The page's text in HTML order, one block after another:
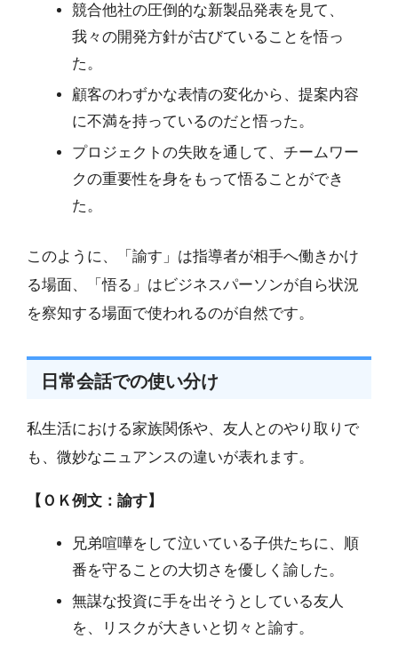
競合他社の圧倒的な新製品発表を見て、
我々の開発方針が古びていることを悟っ
た。
顧客のわずかな表情の変化から、提案内容
に不満を持っているのだと悟った。
プロジェクトの失敗を通して、チームワー
クの重要性を身をもって悟ることができ
た。
このように、「諭す」は指導者が相手へ働きかけ
る場面、「悟る」はビジネスパーソンが自ら状況
を察知する場面で使われるのが自然です。
日常会話での使い分け
私生活における家族関係や、友人とのやり取りで
も、微妙なニュアンスの違いが表れます。
【ＯＫ例文：諭す】
兄弟喧嘩をして泣いている子供たちに、順
番を守ることの大切さを優しく諭した。
無謀な投資に手を出そうとしている友人
を、リスクが大きいと切々と諭す。